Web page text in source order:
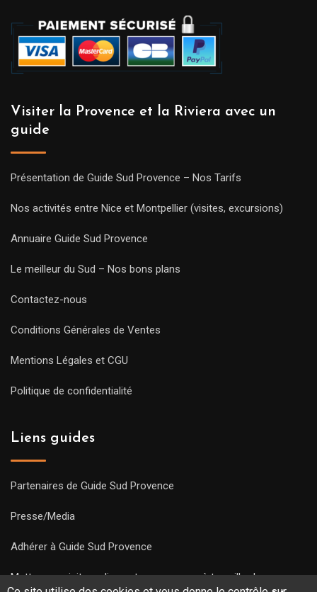
Visiter la Provence et la Riviera avec un
guide
Présentation de Guide Sud Provence – Nos Tarifs
Nos activités entre Nice et Montpellier (visites, excursions)
Annuaire Guide Sud Provence
Le meilleur du Sud – Nos bons plans
Contactez-nous
Conditions Générales de Ventes
Mentions Légales et CGU
Politique de confidentialité
Liens guides
Partenaires de Guide Sud Provence
Presse/Media
Adhérer à Guide Sud Provence
Mettre une visite en ligne et commencez à travailler !